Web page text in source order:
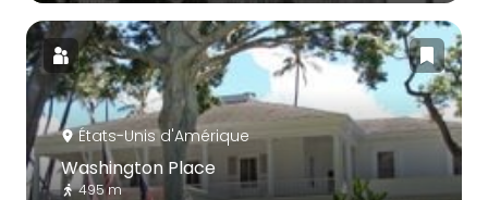
États-Unis d'Amérique
Washington Place
495 m